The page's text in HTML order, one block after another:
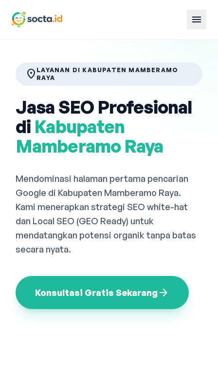
menu
location_on LAYANAN DI KABUPATEN MAMBERAMO
RAYA
Jasa SEO Profesional
di Kabupaten
Mamberamo Raya
Mendominasi halaman pertama pencarian
Google di Kabupaten Mamberamo Raya.
Kami menerapkan strategi SEO white-hat
dan Local SEO (GEO Ready) untuk
mendatangkan potensi organik tanpa batas
secara nyata.
Konsultasi Gratis Sekarang arrow_forward